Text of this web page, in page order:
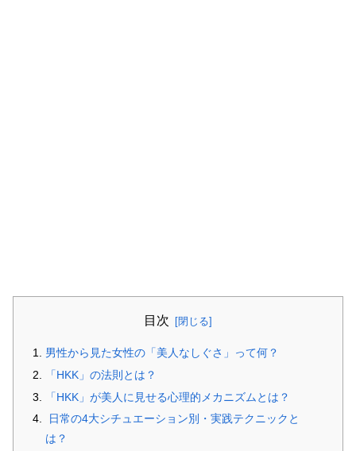
目次
男性から見た女性の「美人なしぐさ」って何？
「HKK」の法則とは？
「HKK」が美人に見せる心理的メカニズムとは？
日常の4大シチュエーション別・実践テクニックと
は？